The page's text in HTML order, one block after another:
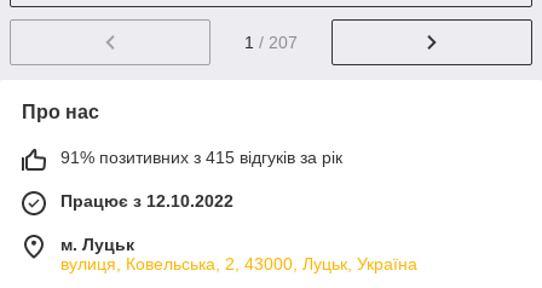
1 / 207
Про нас
91% позитивних з 415 відгуків за рік
Працює з 12.10.2022
м. Луцьк
вулиця, Ковельська, 2, 43000, Луцьк, Україна